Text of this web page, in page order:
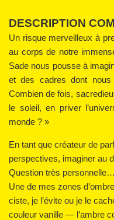
DESCRIPTION
Un risque merveilleux à
au corps de notre
Sade nous pousse à
et des cadres dont
Combien de fois,
le soleil, en priver
monde ? »
En tant que créateur de
perspectives, imaginer au
Question très
Une de mes zones
ciste, je l’évite ou je le
couleur vanille — l’ambre